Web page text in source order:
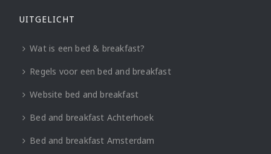
UITGELICHT
Wat is een bed & breakfast?
Regels voor een bed and breakfast
Website bed and breakfast
Bed and breakfast Achterhoek
Bed and breakfast Amsterdam